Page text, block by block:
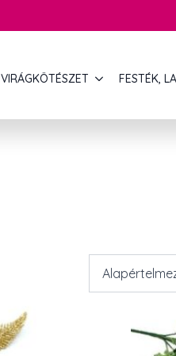
VIRÁGKÖTÉSZET FESTÉK,